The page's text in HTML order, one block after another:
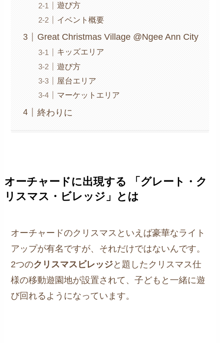
遊び方
イベント概要
Great Christmas Village @Ngee Ann City
キッズエリア
遊び方
屋台エリア
マーケットエリア
終わりに
オーチャードに出現する 「グレート・ク
リスマス・ビレッジ」とは
オーチャードのクリスマスといえば豪華なライト
アップが有名ですが、それだけではないんです。
2つのクリスマスビレッジと題したクリスマス仕
様の移動遊園地が設置されて、子どもと一緒に遊
び回れるようになっています。